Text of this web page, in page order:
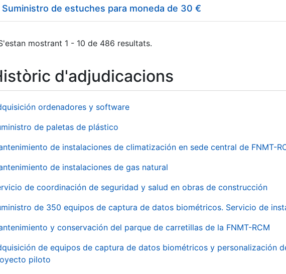
Suministro de estuches para moneda de 30 €
mostrant 1 - 10 de 486 resultats.
d'adjudicacions
ordenadores y software
de paletas de plástico
de instalaciones de climatización en sede central de FNMT-
de instalaciones de gas natural
de coordinación de seguridad y salud en obras de construcción
de 350 equipos de captura de datos biométricos. Servicio de
y conservación del parque de carretillas de la FNMT-RCM
de equipos de captura de datos biométricos y personalización
piloto